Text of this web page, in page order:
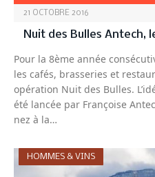
21 OCTOBRE 2016
Nuit des Bulles Antech,
Pour la 8ème année
les cafés, brasseries et
opération Nuit des Bulles.
été lancée par Françoise
nez à la…
HOMMES & VINS